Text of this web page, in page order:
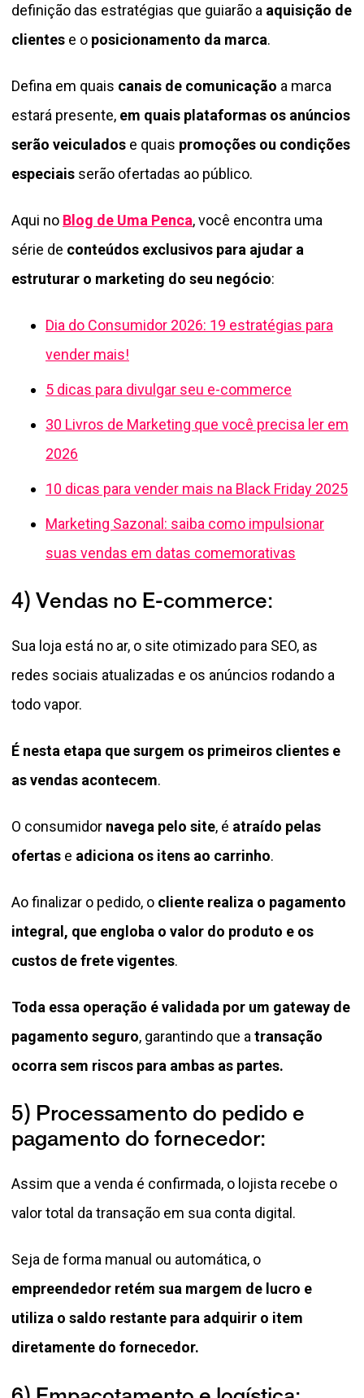
definição das estratégias que guiarão a aquisição de
clientes e o posicionamento da marca.
Defina em quais canais de comunicação a marca
estará presente, em quais plataformas os anúncios
serão veiculados e quais promoções ou condições
especiais serão ofertadas ao público.
Aqui no Blog de Uma Penca, você encontra uma
série de conteúdos exclusivos para ajudar a
estruturar o marketing do seu negócio:
Dia do Consumidor 2026: 19 estratégias para
vender mais!
5 dicas para divulgar seu e-commerce
30 Livros de Marketing que você precisa ler em
2026
10 dicas para vender mais na Black Friday 2025
Marketing Sazonal: saiba como impulsionar
suas vendas em datas comemorativas
4) Vendas no E-commerce:
Sua loja está no ar, o site otimizado para SEO, as
redes sociais atualizadas e os anúncios rodando a
todo vapor.
É nesta etapa que surgem os primeiros clientes e
as vendas acontecem.
O consumidor navega pelo site, é atraído pelas
ofertas e adiciona os itens ao carrinho.
Ao finalizar o pedido, o cliente realiza o pagamento
integral, que engloba o valor do produto e os
custos de frete vigentes.
Toda essa operação é validada por um gateway de
pagamento seguro, garantindo que a transação
ocorra sem riscos para ambas as partes.
5) Processamento do pedido e
pagamento do fornecedor:
Assim que a venda é confirmada, o lojista recebe o
valor total da transação em sua conta digital.
Seja de forma manual ou automática, o
empreendedor retém sua margem de lucro e
utiliza o saldo restante para adquirir o item
diretamente do fornecedor.